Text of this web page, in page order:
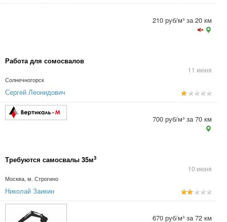
Работа для сомосвалов
11 июня
Солнечногорск
210 руб/м³ за 20 км
Сергей Леонидович
Требуются самосвалы 35м3
10 июня
Москва, м. Строгино
700 руб/м³ за 70 км
Николай Заикин
670 руб/м³ за 72 км